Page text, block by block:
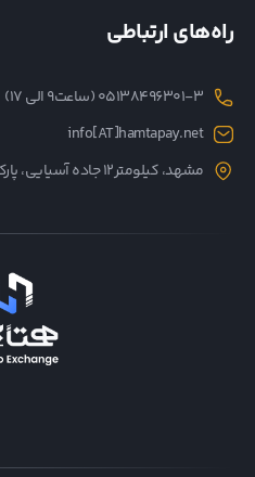
راه‌های ارتباطی
05138496301-3 (ساعت۹ الی ۱۷)
info[AT]hamtapay.net
مشهد، کیلومتر12 جاده آسیایی، پارک ICT استان خراسان